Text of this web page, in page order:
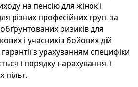
на пенсію для жінок і
різних професійних груп, за
ризиків для
і учасників бойових дій
з урахуванням специфіки
і порядку нарахування, і
пільг.